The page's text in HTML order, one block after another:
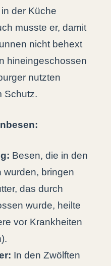
der Küche
musste er, damit
nicht behext
hineingeschossen
nutzten
Schutz.
Besen, die in den
wurden, bringen
das durch
wurde, heilte
vor Krankheiten
In den Zwölften